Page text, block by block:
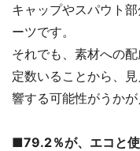
キャップやスパウト
ーツです。
それでも、素材への
定数いることから、
響する可能性がうかが
■79.2％が、エコと